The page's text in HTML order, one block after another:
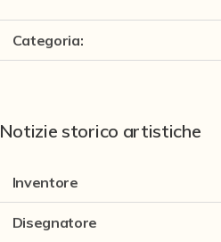
Categoria:
Notizie storico artistiche
Inventore
Disegnatore